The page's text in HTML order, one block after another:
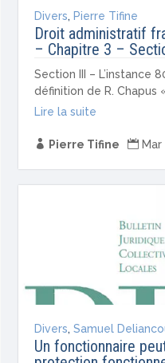
Divers, Pierre Tifine
Droit administratif
– Chapitre 3 –
Section III – L’instance
définition de R. Chapus
Lire la suite
 Pierre Tifine  Mar
Divers,Samuel
Un fonctionnaire